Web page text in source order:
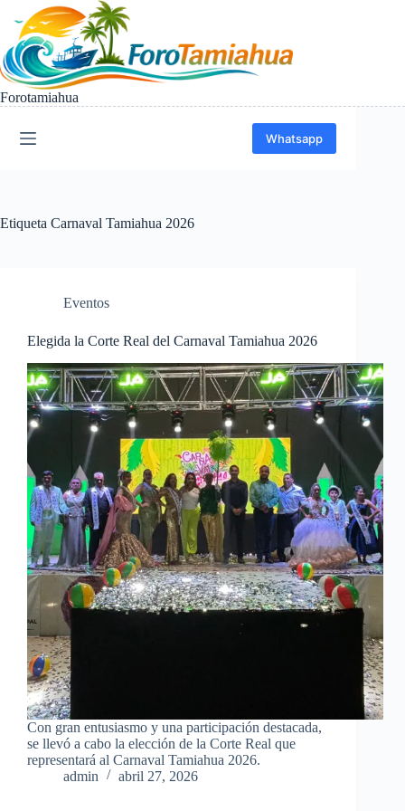
contenido
Forotamiahua
Whatsapp
Etiqueta Carnaval Tamiahua 2026
Eventos
Elegida la Corte Real del Carnaval Tamiahua 2026
Con gran entusiasmo y una participación destacada,
se llevó a cabo la elección de la Corte Real que
representará al Carnaval Tamiahua 2026.
admin
abril 27, 2026